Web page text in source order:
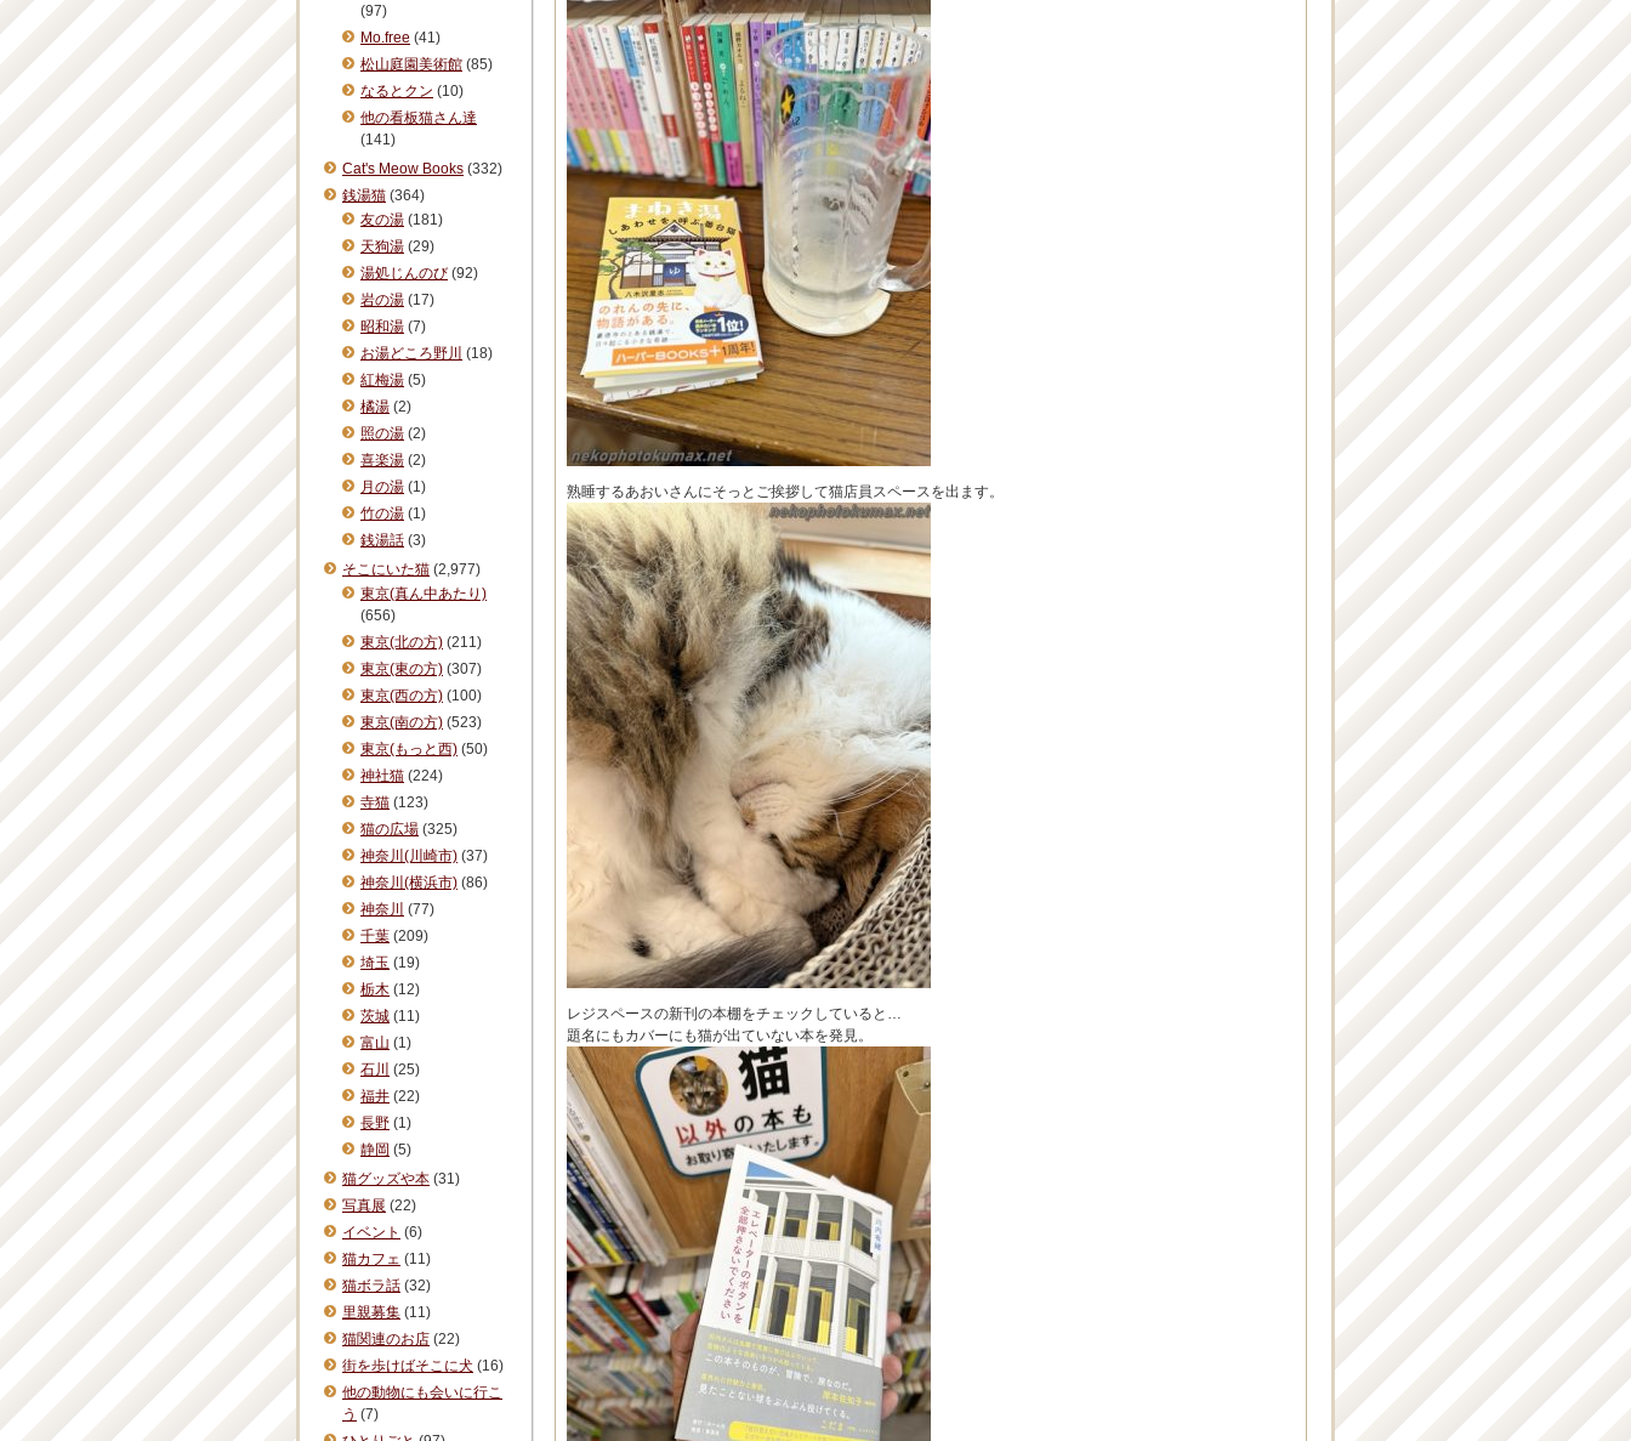
熟睡するあおいさんにそっとご挨拶して猫店員スペースを出ます。
レジスペースの新刊の本棚をチェックしていると…
題名にもカバーにも猫が出ていない本を発見。
(97)
Mo.free (41)
松山庭園美術館 (85)
なるとクン (10)
他の看板猫さん達
(141)
Cat's Meow Books (332)
銭湯猫 (364)
友の湯 (181)
天狗湯 (29)
湯処じんのび (92)
岩の湯 (17)
昭和湯 (7)
お湯どころ野川 (18)
紅梅湯 (5)
橘湯 (2)
照の湯 (2)
喜楽湯 (2)
月の湯 (1)
竹の湯 (1)
銭湯話 (3)
そこにいた猫 (2,977)
東京(真ん中あたり)
(656)
東京(北の方) (211)
東京(東の方) (307)
東京(西の方) (100)
東京(南の方) (523)
東京(もっと西) (50)
神社猫 (224)
寺猫 (123)
猫の広場 (325)
神奈川(川崎市) (37)
神奈川(横浜市) (86)
神奈川 (77)
千葉 (209)
埼玉 (19)
栃木 (12)
茨城 (11)
富山 (1)
石川 (25)
福井 (22)
長野 (1)
静岡 (5)
猫グッズや本 (31)
写真展 (22)
イベント (6)
猫カフェ (11)
猫ボラ話 (32)
里親募集 (11)
猫関連のお店 (22)
街を歩けばそこに犬 (16)
他の動物にも会いに行こ
う (7)